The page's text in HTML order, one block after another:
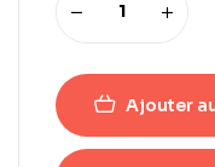
Ajouter